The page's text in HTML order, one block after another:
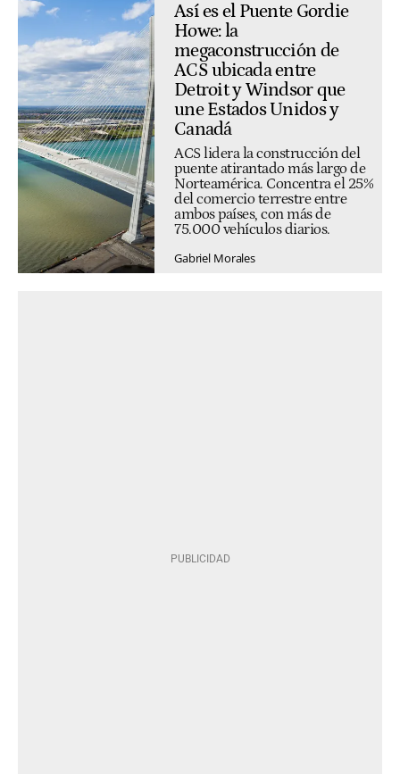
Así es el Puente Gordie
Howe: la
megaconstrucción de
ACS ubicada entre
Detroit y Windsor que
une Estados Unidos y
Canadá
ACS lidera la construcción del
puente atirantado más largo de
Norteamérica. Concentra el 25%
del comercio terrestre entre
ambos países, con más de
75.000 vehículos diarios.
Gabriel Morales